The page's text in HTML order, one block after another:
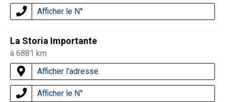
Afficher le N°
La Storia Importante
à 6881 km
Afficher l'adresse
Afficher le N°